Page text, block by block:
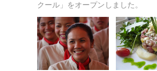
クール」をオープンしました。